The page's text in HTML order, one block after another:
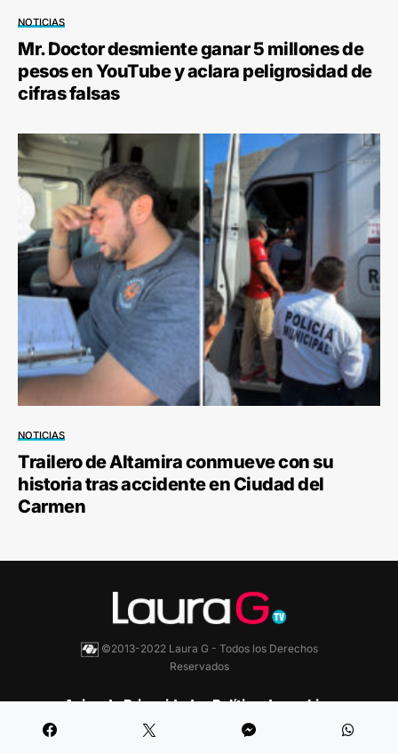
NOTICIAS
Mr. Doctor desmiente ganar 5 millones de
pesos en YouTube y aclara peligrosidad de
cifras falsas
NOTICIAS
Trailero de Altamira conmueve con su
historia tras accidente en Ciudad del
Carmen
©2013-2022 Laura G - Todos los Derechos
Reservados
Aviso de Privacidad Política de cookies